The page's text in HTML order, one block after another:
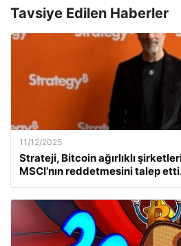
Tavsiye Edilen Haberler
11/12/2025
Strateji, Bitcoin ağırlıklı
MSCI’nın reddetmesini talep